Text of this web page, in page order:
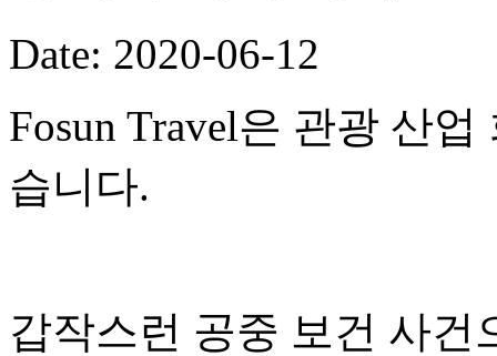
Date: 2020-06-12
Fosun Travel은 관광 산
습니다.
갑작스런 공중 보건 사건